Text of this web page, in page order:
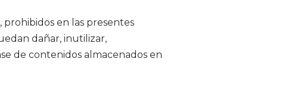
en las presentes
dañar, inutilizar,
de contenidos almacenados en